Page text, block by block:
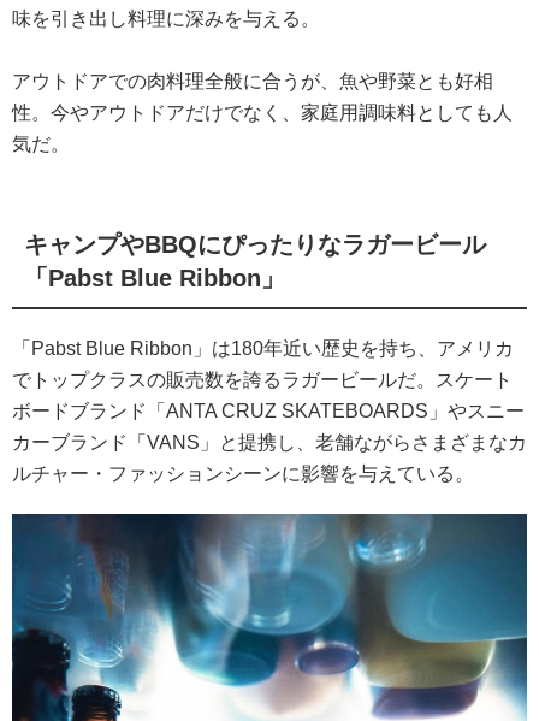
味を引き出し料理に深みを与える。
アウトドアでの肉料理全般に合うが、魚や野菜とも好相
性。今やアウトドアだけでなく、家庭用調味料としても人
気だ。
キャンプやBBQにぴったりなラガービール
「Pabst Blue Ribbon」
「Pabst Blue Ribbon」は180年近い歴史を持ち、アメリカ
でトップクラスの販売数を誇るラガービールだ。スケート
ボードブランド「ANTA CRUZ SKATEBOARDS」やスニー
カーブランド「VANS」と提携し、老舗ながらさまざまなカ
ルチャー・ファッションシーンに影響を与えている。